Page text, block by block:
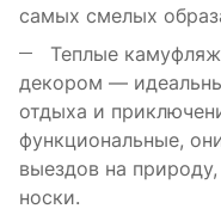
самых смелых
Теплые
декором —
отдыха и
функциональные,
выездов на
носки.